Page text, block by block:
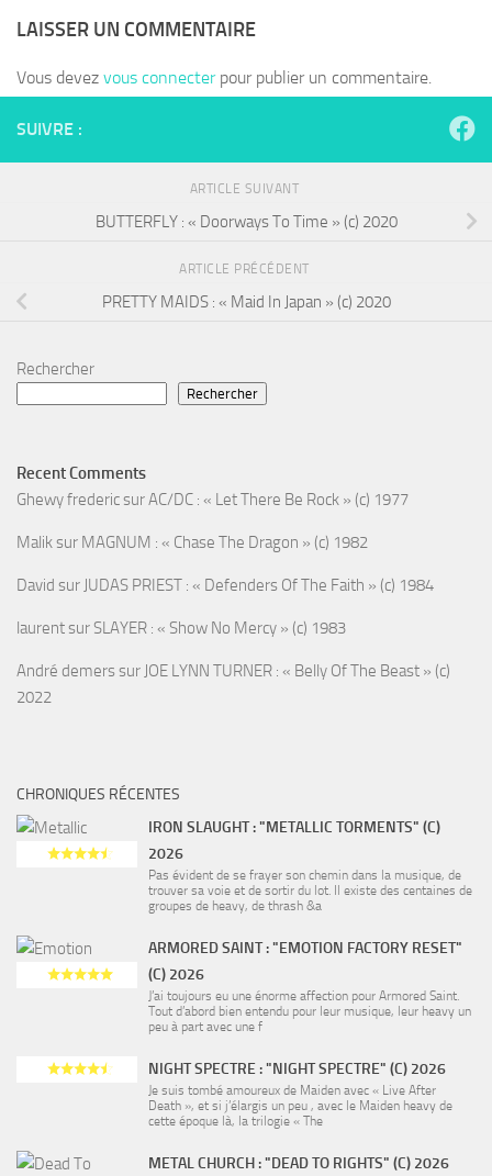
LAISSER UN COMMENTAIRE
Vous devez vous connecterpour publier un commentaire.
SUIVRE :
ARTICLE SUIVANT
BUTTERFLY : « Doorways To Time » (c) 2020
ARTICLE PRÉCÉDENT
PRETTY MAIDS : « Maid In Japan » (c) 2020
Rechercher
Rechercher
Recent Comments
Ghewy fredericsurAC/DC : « Let There Be Rock » (c) 1977
Maliksur MAGNUM : « Chase The Dragon » (c) 1982
David sur JUDAS PRIEST : « Defenders Of The Faith » (c) 1984
laurentsur SLAYER : « Show No Mercy » (c) 1983
André demerssur JOE LYNN TURNER : « Belly Of The Beast » (c)
2022
CHRONIQUES RÉCENTES
IRON SLAUGHT : "METALLIC TORMENTS" (C)
2026
Pas évident de se frayer son chemin dans la musique, de
trouver sa voie et de sortir du lot. Il existe des centaines de
groupes de heavy, de thrash &a
ARMORED SAINT : "EMOTION FACTORY RESET"
(C) 2026
J’ai toujours eu une énorme affection pour Armored Saint.
Tout d’abord bien entendu pour leur musique, leur heavy un
peu à part avec une f
NIGHT SPECTRE : "NIGHT SPECTRE" (C) 2026
Je suis tombé amoureux de Maiden avec « Live After
Death », et si j’élargis un peu , avec le Maiden heavy de
cette époque là, la trilogie « The
METAL CHURCH : "DEAD TO RIGHTS" (C) 2026